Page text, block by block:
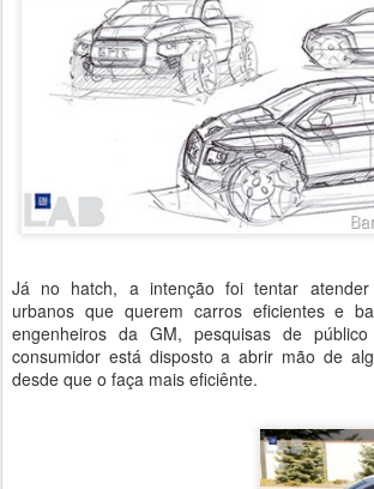
Já no hatch, a intenção foi tentar atender
urbanos que querem carros eficientes e
engenheiros da GM, pesquisas de
consumidor está disposto a abrir mão de
desde que o faça mais eficiênte.